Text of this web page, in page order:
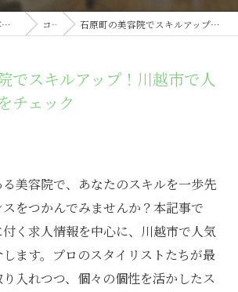
埼玉県川越で美容室の求人なら合同会社YDY コラム 石原町の美容院でスキルアップ！川越市で人気の求人情報をチェック
でスキルアップ！川越市で人
チェック
美容院で、あなたのスキルを一歩先
をつかんでみませんか？本記事で
く求人情報を中心に、川越市で人気
ます。プロのスタイリストたちが最
入れつつ、個々の個性を活かしたス